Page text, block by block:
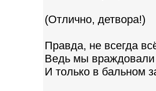
(Отлично, детвора!)
Правда, не всегда
Ведь мы враждовали
И только в бальном